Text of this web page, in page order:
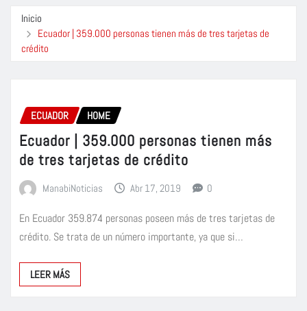
Inicio
Ecuador | 359.000 personas tienen más de tres tarjetas de
crédito
ECUADOR HOME
Ecuador | 359.000 personas tienen más
de tres tarjetas de crédito
ManabiNoticias Abr 17, 2019 0
En Ecuador 359.874 personas poseen más de tres tarjetas de
crédito. Se trata de un número importante, ya que si…
LEER MÁS